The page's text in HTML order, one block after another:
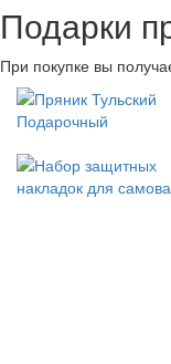
Подарки
При покупке вы